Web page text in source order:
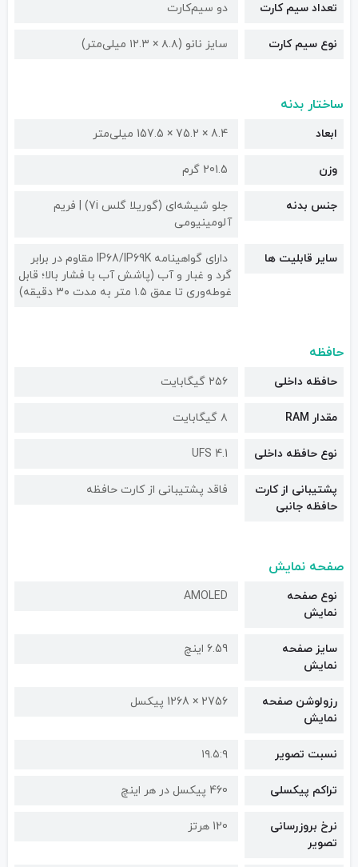
تعداد سیم کارت دو سیم‌کارت
نوع سیم کارت سایز نانو (۸.۸ × ۱۲.۳ میلی‌متر)
ساختار بدنه
ابعاد 8.4 × 75.2 × 157.5 میلی‌متر
وزن 201.5 گرم
جنس بدنه
جلو شیشه‌ای (گوریلا گلس 7i) | فریم
آلومینیومی
سایر قابلیت ها
دارای گواهینامه IP68/IP69K مقاوم در برابر
گرد و غبار و آب (پاشش آب با فشار بالا؛ قابل
غوطه‌وری تا عمق ۱.۵ متر به مدت ۳۰ دقیقه)
حافظه
حافظه داخلی ۲۵۶ گیگابایت
مقدار RAM ۸ گیگابایت
نوع حافظه داخلی UFS 4.1
پشتیبانی از کارت
حافظه جانبی
فاقد پشتیبانی از کارت حافظه
صفحه نمایش
نوع صفحه
نمایش
AMOLED
سایز صفحه
نمایش
6.59 اینچ
رزولوشن صفحه
نمایش
2756 × 1268 پیکسل
نسبت تصویر ۱۹.۵:۹
تراکم پیکسلی 460 پیکسل در هر اینچ
نرخ بروزرسانی
تصویر
120 هرتز